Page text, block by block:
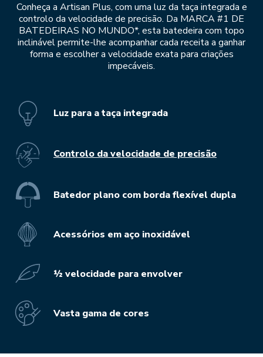
Conheça a Artisan Plus, com uma luz da taça integrada e
controlo da velocidade de precisão. Da MARCA #1 DE
BATEDEIRAS NO MUNDO*, esta batedeira com topo
inclinável permite-lhe acompanhar cada receita a ganhar
forma e escolher a velocidade exata para criações
impecáveis.
Luz para a taça integrada
Controlo da velocidade de precisão
Batedor plano com borda flexível dupla
Acessórios em aço inoxidável
½ velocidade para envolver
Vasta gama de cores